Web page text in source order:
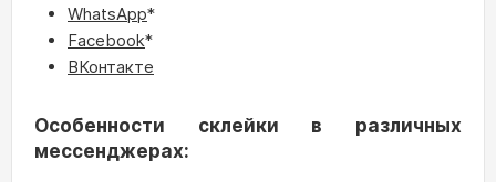
WhatsApp*
Facebook*
ВКонтакте
Особенности склейки в различных
мессенджерах: